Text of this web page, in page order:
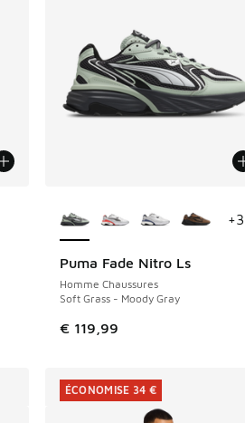
Puma Fade Nitro Ls
Homme Chaussures
Soft Grass - Moody Gray
€ 119,99
NOUVEAU
+3
ÉCONOMISE 34 €